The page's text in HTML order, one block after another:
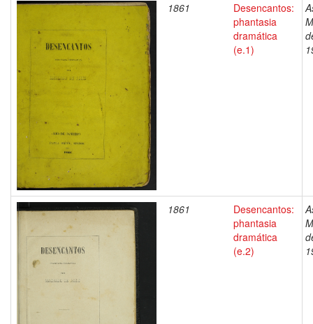
1861
Desencantos:
phantasia
dramática
(e.1)
1861
Desencantos:
phantasia
dramática
(e.2)